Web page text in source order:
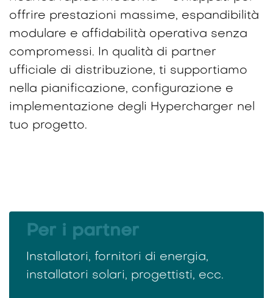
offrire prestazioni massime, espandibilità
modulare e affidabilità operativa senza
compromessi. In qualità di partner
ufficiale di distribuzione, ti supportiamo
nella pianificazione, configurazione e
implementazione degli Hypercharger nel
tuo progetto.
Per i partner
Installatori, fornitori di energia,
installatori solari, progettisti, ecc.